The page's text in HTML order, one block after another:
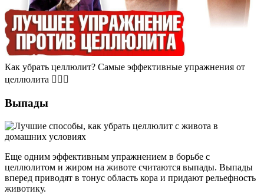
Как убрать целлюлит? Самые эффективные упражнения от
целлюлита 🤸🏻‍♀️
Выпады
Еще одним эффективным упражнением в борьбе с
целлюлитом и жиром на животе считаются выпады. Выпады
вперед приводят в тонус область кора и придают рельефность
животику.